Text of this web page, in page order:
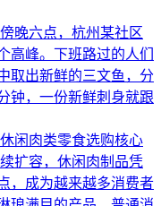
傍晚六点，杭州某社区
高峰。下班路过的人们
取出新鲜的三文鱼，分
钟，一份新鲜刺身就跟
休闲肉类零食选购核心
扩容，休闲肉制品凭
，成为越来越多消费者